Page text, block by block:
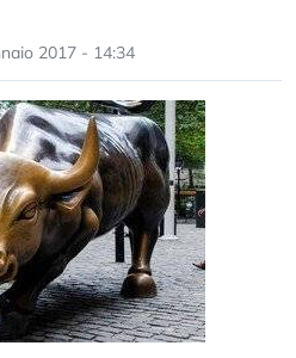
2017 - 14:34